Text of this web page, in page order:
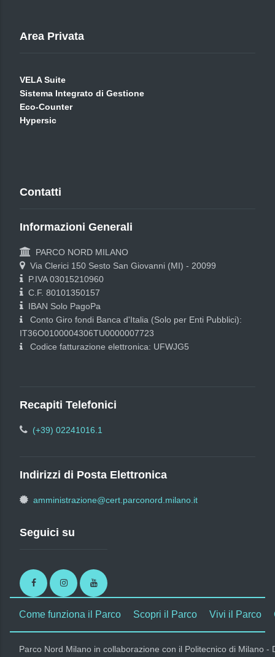
Area Privata
VELA Suite
Sistema Integrato di Gestione
Eco-Counter
Hypersic
Contatti
Informazioni Generali
PARCO NORD MILANO
Via Clerici 150 Sesto San Giovanni (MI) - 20099
P.IVA 03015210960
C.F. 80101350157
IBAN Solo PagoPa
Conto Giro fondi Banca d'Italia (Solo per Enti Pubblici):
IT36O0100004306TU0000007723
Codice fatturazione elettronica: UFWJG5
Recapiti Telefonici
(+39) 02241016.1
Indirizzi di Posta Elettronica
amministrazione@cert.parconord.milano.it
Seguici su
FacebookInstagramYoutube
Come funziona il Parco Scopri il Parco Vivi il Parco
Parco Nord Milano in collaborazione con il Politecnico di Milano